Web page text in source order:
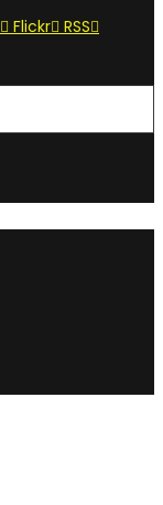
Flickr RSS